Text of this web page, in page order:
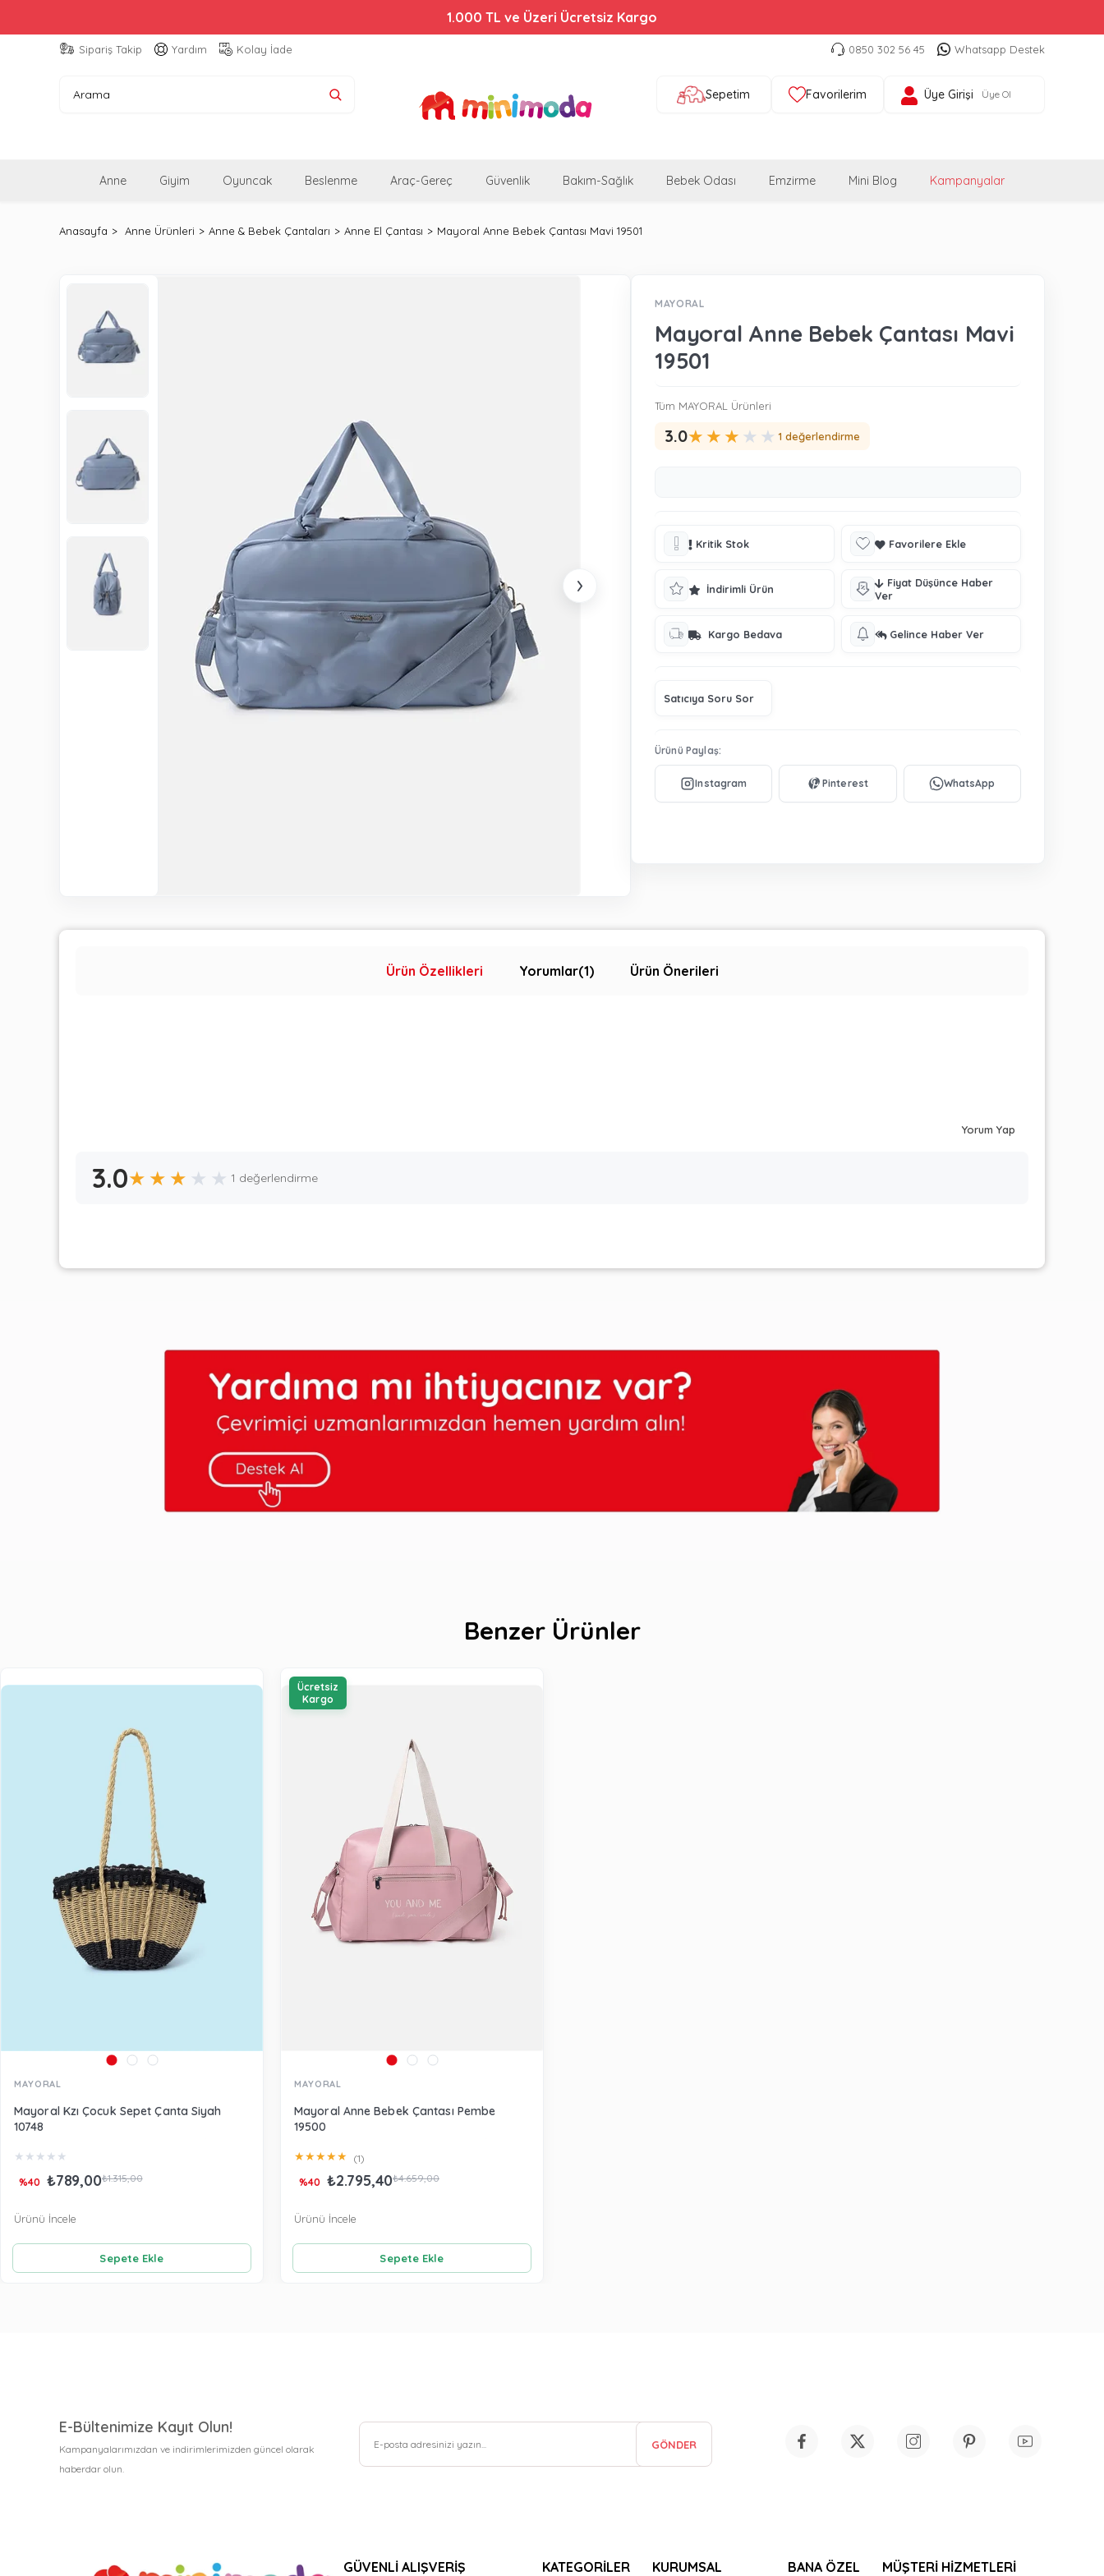
Bebek Arabalarında %44'e Varan İndirim!
Sipariş Takip Yardım Kolay İade 0850 302 56 45 Whatsapp Destek
Sepetim Favorilerim Üye Girişi Üye Ol
Anne Giyim Oyuncak Beslenme Araç-Gereç Güvenlik Bakım-Sağlık Bebek Odası Emzirme Mini Blog Kampanyalar
Anasayfa Anne Ürünleri Anne & Bebek Çantaları Anne El Çantası Mayoral Anne Bebek Çantası Mavi 19501
›
MAYORAL
Mayoral Anne Bebek Çantası Mavi
19501
Tüm MAYORAL Ürünleri
3.0★★★ ★ ★ 1 değerlendirme
Kritik Stok Favorilere Ekle
İndirimli Ürün
Fiyat Düşünce Haber
Ver
Kargo Bedava Gelince Haber Ver
Satıcıya Soru Sor
Ürünü Paylaş:
Ürün Özellikleri Yorumlar(1) Ürün Önerileri
Yorum Yap
3.0★ ★ ★ ★ ★ 1 değerlendirme
Benzer Ürünler
MAYORAL
Mayoral Kzı Çocuk Sepet Çanta Siyah
10748
★ ★ ★ ★ ★
₺789,00₺1.315,00
%40
Sepete Ekle
Ürünü İncele
MAYORAL
Mayoral Anne Bebek Çantası Pembe
19500
★★★★★ (1)
₺2.795,40₺4.659,00
%40
Sepete Ekle
Ürünü İncele
Ücretsiz
Kargo
E-Bültenimize Kayıt Olun!
Kampanyalarımızdan ve indirimlerimizden güncel olarak
haberdar olun.
GÖNDER
GÜVENLİ ALIŞVERİŞ KATEGORİLER KURUMSAL BANA ÖZEL MÜŞTERİ HİZMETLERİ